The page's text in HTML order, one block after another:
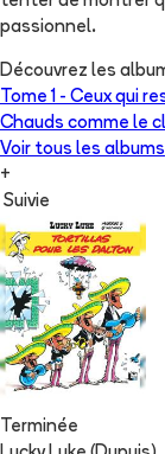
passionnel.
Découvrez les
Tome 1 - Ceux qui
Chauds comme le
Voir tous les albums
+
Suivie
Terminée